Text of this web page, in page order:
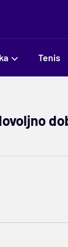
Tenis